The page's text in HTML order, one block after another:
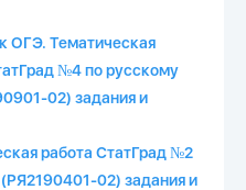
ОГЭ. Тематическая
№4 по русскому
02) задания и
работа СтатГрад №2
02) задания и